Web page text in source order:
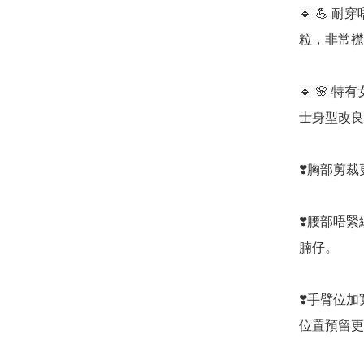
🔹 💪 耐穿
粒，非常
🔹 🌸 特有
士身型改
❣️胸部剪裁
❣️腰部唔緊
腩仔。
❣️手臂位加
位置預留